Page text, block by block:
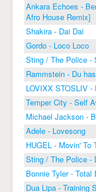
Ankara Echoes -
Afro House Remix]
Shakira - Dai Dai
Gordo - Loco Loco
Sting / The Police -
Rammstein - Du
LOVIXX STOSLIV
Temper City - Self
Michael Jackson -
Adele - Lovesong
HUGEL - Movin' To
Sting / The Police -
Bonnie Tyler -
Dua Lipa - Training